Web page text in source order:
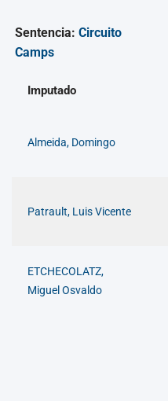
Sentencia: Circuito
Camps
Imputado
Almeida, Domingo
Patrault, Luis Vicente
ETCHECOLATZ,
Miguel Osvaldo